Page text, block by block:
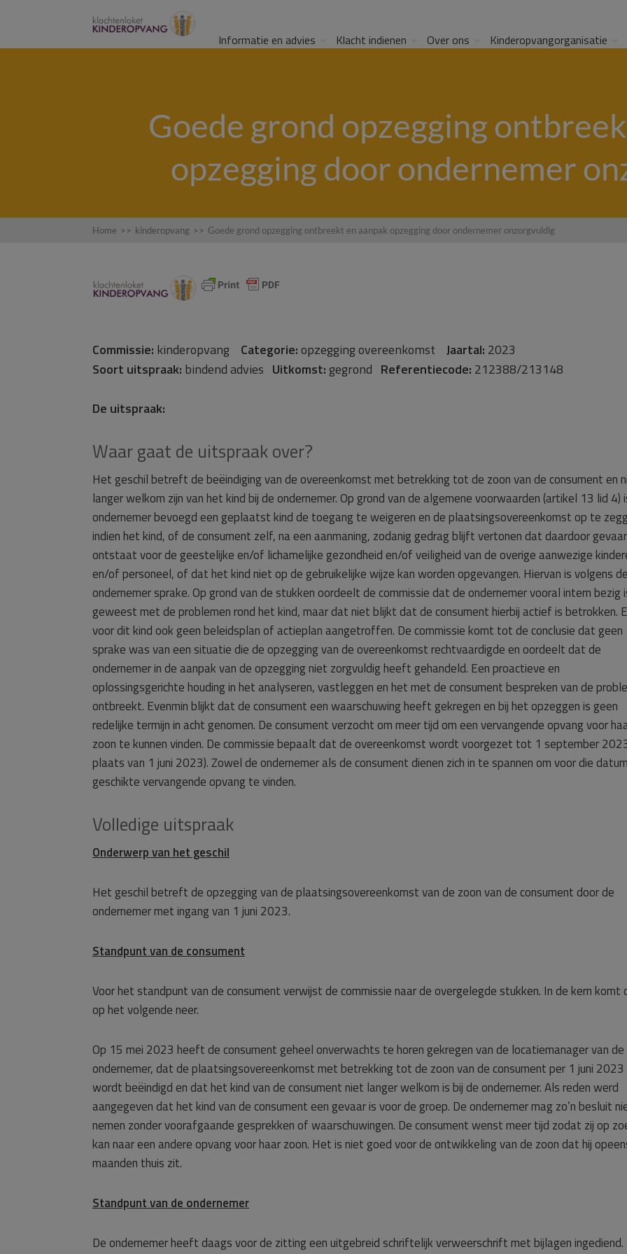
Informatie en advies Klacht indienen Over ons Kinderopvangorganisatie
Goede grond opzegging
opzegging door ondernemer
Home >> kinderopvang >> Goede grond opzegging ontbreekt en aanpak opzegging door ondernemer onzorgvuldig
Commissie: kinderopvang Categorie:opzegging overeenkomst Jaartal: 2023
Soort uitspraak: bindend advies Uitkomst:gegrond Referentiecode: 212388/213148
De uitspraak:
Waar gaat de uitspraak over?
Het geschil betreft de beëindiging van de overeenkomst met betrekking tot de zoon van de consument en
langer welkom zijn van het kind bij de ondernemer. Op grond van de algemene voorwaarden (artikel 13 lid 4)
ondernemer bevoegd een geplaatst kind de toegang te weigeren en de plaatsingsovereenkomst op te
indien het kind, of de consument zelf, na een aanmaning, zodanig gedrag blijft vertonen dat daardoor gevaar
ontstaat voor de geestelijke en/of lichamelijke gezondheid en/of veiligheid van de overige aanwezige
en/of personeel, of dat het kind niet op de gebruikelijke wijze kan worden opgevangen. Hiervan is volgens de
ondernemer sprake. Op grond van de stukken oordeelt de commissie dat de ondernemer vooral intern bezig
geweest met de problemen rond het kind, maar dat niet blijkt dat de consument hierbij actief is betrokken.
voor dit kind ook geen beleidsplan of actieplan aangetroffen. De commissie komt tot de conclusie dat geen
sprake was van een situatie die de opzegging van de overeenkomst rechtvaardigde en oordeelt dat de
ondernemer in de aanpak van de opzegging niet zorgvuldig heeft gehandeld. Een proactieve en
oplossingsgerichte houding in het analyseren, vastleggen en het met de consument bespreken van de
ontbreekt. Evenmin blijkt dat de consument een waarschuwing heeft gekregen en bij het opzeggen is geen
redelijke termijn in acht genomen. De consument verzocht om meer tijd om een vervangende opvang voor
zoon te kunnen vinden. De commissie bepaalt dat de overeenkomst wordt voorgezet tot 1 september
plaats van 1 juni 2023). Zowel de ondernemer als de consument dienen zich in te spannen om voor die
geschikte vervangende opvang te vinden.
Volledige uitspraak
Onderwerp van het geschil
Het geschil betreft de opzegging van de plaatsingsovereenkomst van de zoon van de consument door de
ondernemer met ingang van 1 juni 2023.
Standpunt van de consument
Voor het standpunt van de consument verwijst de commissie naar de overgelegde stukken. In de kern komt
op het volgende neer.
Op 15 mei 2023 heeft de consument geheel onverwachts te horen gekregen van de locatiemanager van de
ondernemer, dat de plaatsingsovereenkomst met betrekking tot de zoon van de consument per 1 juni 2023
wordt beëindigd en dat het kind van de consument niet langer welkom is bij de ondernemer. Als reden werd
aangegeven dat het kind van de consument een gevaar is voor de groep. De ondernemer mag zo’n besluit
nemen zonder voorafgaande gesprekken of waarschuwingen. De consument wenst meer tijd zodat zij op
kan naar een andere opvang voor haar zoon. Het is niet goed voor de ontwikkeling van de zoon dat hij
maanden thuis zit.
Standpunt van de ondernemer
De ondernemer heeft daags voor de zitting een uitgebreid schriftelijk verweerschrift met bijlagen ingediend.